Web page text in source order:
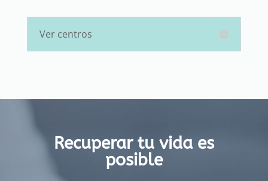
Ver centros
Recuperar tu vida es
posible